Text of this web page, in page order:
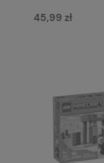
45,99 zł